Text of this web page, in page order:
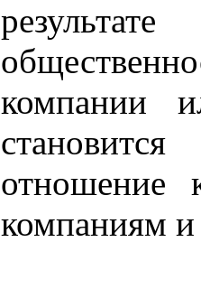
компании
отношение
компаниям и